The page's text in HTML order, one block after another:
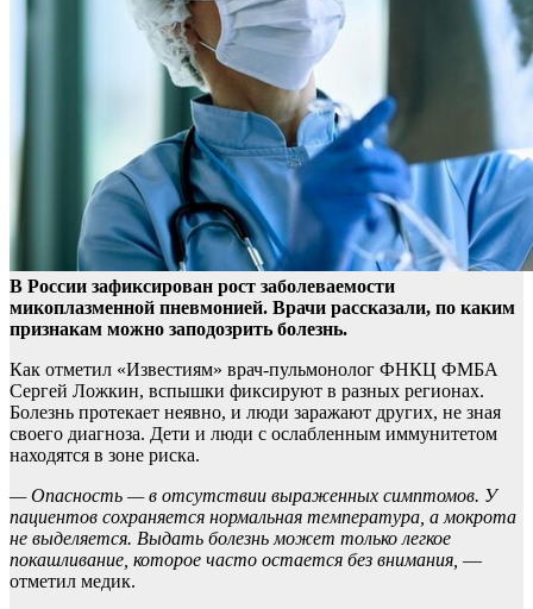
В России зафиксирован рост заболеваемости
микоплазменной пневмонией. Врачи рассказали, по каким
признакам можно заподозрить болезнь.
Как отметил «Известиям» врач-пульмонолог ФНКЦ ФМБА
Сергей Ложкин, вспышки фиксируют в разных регионах.
Болезнь протекает неявно, и люди заражают других, не зная
своего диагноза. Дети и люди с ослабленным иммунитетом
находятся в зоне риска.
— Опасность — в отсутствии выраженных симптомов. У
пациентов сохраняется нормальная температура, а мокрота
не выделяется. Выдать болезнь может только легкое
покашливание, которое часто остается без внимания, —
отметил медик.